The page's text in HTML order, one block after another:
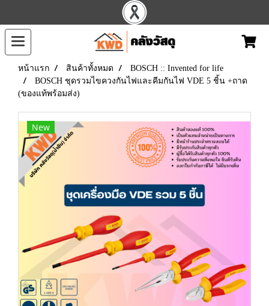
หน้าแรก สินค้าทั้งหมด
BOSCH :: Invented for life
BOSCH ชุดรวมไขควงกันไฟและคีมกันไฟ VDE 5 ชิ้น +ถาด
(ของแท้พร้อมส่ง)
New